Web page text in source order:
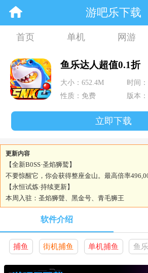
游吧乐下载
首页 单机 网游
资讯 合集
鱼乐达人超值0.1折
大小：652.4M
时间
性质：免费
版本
立即下载
更新内容
【全新B0SS·圣焰狮鹫】
不要惊醒它，你会获得整座金山。最高倍率
【永恒试炼·持续更新】
本周入驻：圣焰狮聲、黑金号、青毛狮王
软件介绍
捕鱼 街机捕鱼 单机捕鱼 鱼